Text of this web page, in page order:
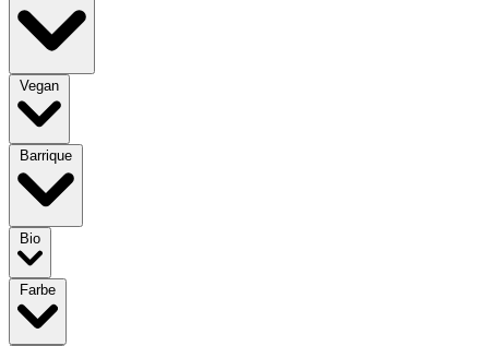
Vegan
Barrique
Bio
Farbe